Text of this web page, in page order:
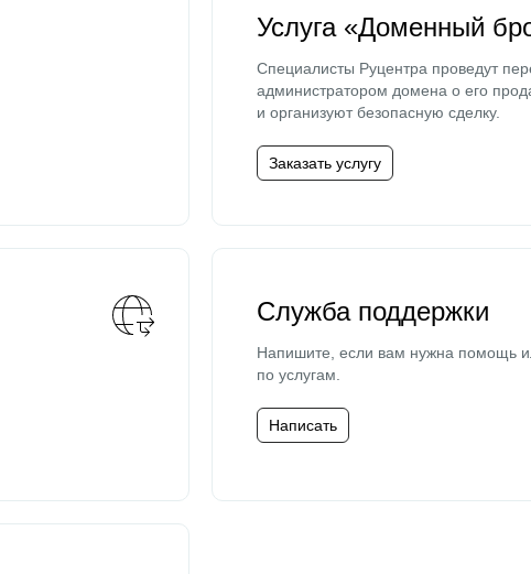
Услуга «Доменный
Специалисты Руцентра проведут
администратором домена о его
и организуют безопасную сделку.
Заказать услугу
Служба поддержки
Напишите, если вам нужна помощь
по услугам.
Написать